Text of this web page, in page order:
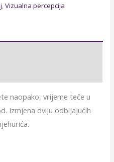
,Vizualna percepcija
naopako, vrijeme teče u
Izmjena dviju odbijajućih